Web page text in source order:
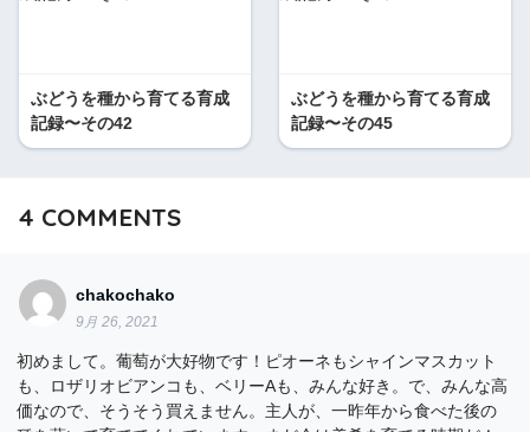
ぶどうを種から育てる育成
記録〜その42
ぶどうを種から育てる育成
記録〜その45
4 COMMENTS
chakochako
9月 26, 2021
初めまして。葡萄が大好物です！ピオーネもシャインマスカット
も、ロザリオビアンコも、ベリーAも、みんな好き。で、みんな高
価なので、そうそう買えません。主人が、一昨年から食べた後の